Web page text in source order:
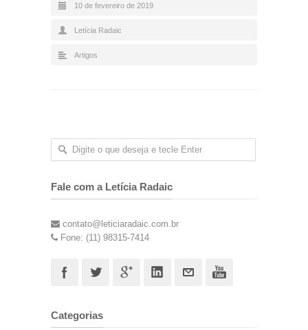
10 de fevereiro de 2019
Letícia Radaic
Artigos
Fale com a Letícia Radaic
contato@leticiaradaic.com.br
Fone: (11) 98315-7414
Categorias